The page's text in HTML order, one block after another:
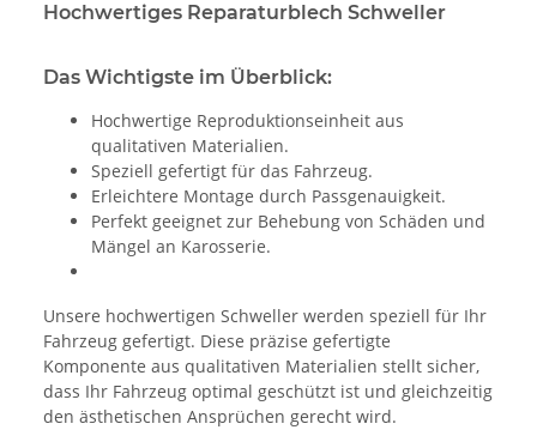
Hochwertiges Reparaturblech Schweller
Das Wichtigste im Überblick:
Hochwertige Reproduktionseinheit aus
qualitativen Materialien.
Speziell gefertigt für das Fahrzeug.
Erleichtere Montage durch Passgenauigkeit.
Perfekt geeignet zur Behebung von Schäden und
Mängel an Karosserie.
Unsere hochwertigen Schweller werden speziell für Ihr
Fahrzeug gefertigt. Diese präzise gefertigte
Komponente aus qualitativen Materialien stellt sicher,
dass Ihr Fahrzeug optimal geschützt ist und gleichzeitig
den ästhetischen Ansprüchen gerecht wird.